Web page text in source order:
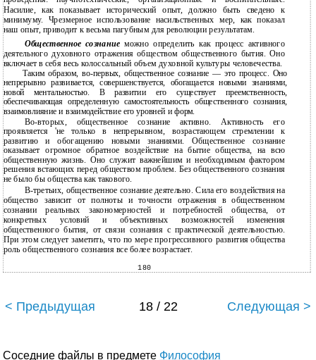
Насилие, как показывает исторический опыт, должно быть сведено к
минимуму. Чрезмерное использование насильственных мер, как показал
наш опыт, приводит к весьма пагубным для революции результатам.
Общественное сознание можно определить как процесс активного
деятельного духовного отражения обществом общественного бытия. Оно
включает в себя весь колоссальный объем духовной культуры человечества.
Таким образом, во-первых, общественное сознание — это процесс. Оно
непрерывно развивается, совершенствуется, обогащается новыми знаниями,
новой ментальностью. В развитии его существует преемственность,
обеспечивающая определенную самостоятельность общественного сознания,
взаимовлияние и взаимодействие его уровней и форм.
Во-вторых, общественное сознание активно. Активность его
проявляется 'не только в непрерывном, возрастающем стремлении к
развитию и обогащению новыми знаниями. Общественное сознание
оказывает огромное обратное воздействие на бытие общества, на всю
общественную жизнь. Оно служит важнейшим и необходимым фактором
решения встающих перед обществом проблем. Без общественного сознания
не было бы общества как такового.
В-третьих, общественное сознание деятельно. Сила его воздействия на
общество зависит от полноты и точности отражения в общественном
сознании реальных закономерностей и потребностей общества, от
конкретных условий и объективных возможностей изменения
общественного бытия, от связи сознания с практической деятельностью.
При этом следует заметить, что по мере прогрессивного развития общества
роль общественного сознания все более возрастает.
180
< Предыдущая 18 / 22 Следующая >
Соседние файлы в предмете Философия